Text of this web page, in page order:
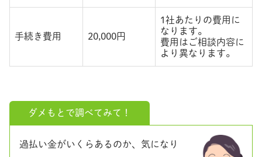
手続き費用 20,000円
1社あたりの費用に
なります。
費用はご相談内容に
より異なります。
ダメもとで調べてみて！
過払い金がいくらあるのか、気になり